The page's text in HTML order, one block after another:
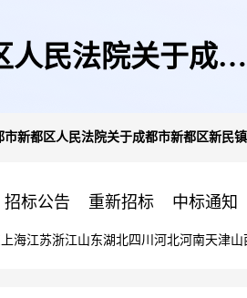
人民法院关于成都
市新都区人民法院关于成都市新都区新民
招标公告 重新招标 中标通知
上海江苏浙江山东湖北四川 河北河南天津山